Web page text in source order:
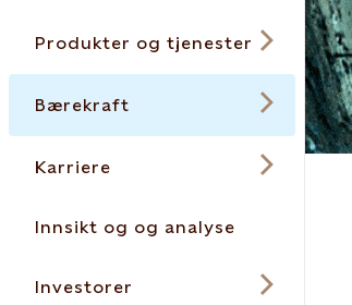
Produkter og tjenester
Bærekraft
Karriere
Innsikt og og analyse
Investorer